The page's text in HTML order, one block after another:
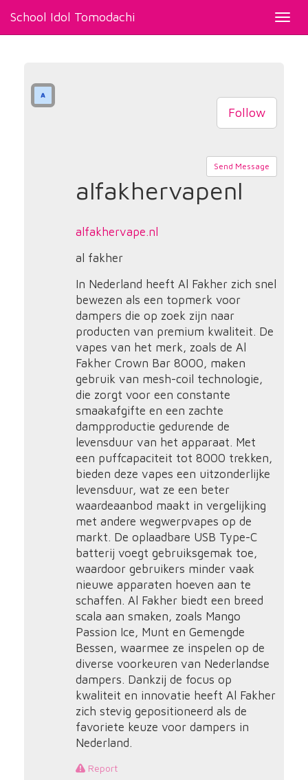
School Idol Tomodachi
Follow
Send Message
alfakhervapenl
alfakhervape.nl
al fakher
In Nederland heeft Al Fakher zich snel
bewezen als een topmerk voor
dampers die op zoek zijn naar
producten van premium kwaliteit. De
vapes van het merk, zoals de Al
Fakher Crown Bar 8000, maken
gebruik van mesh-coil technologie,
die zorgt voor een constante
smaakafgifte en een zachte
dampproductie gedurende de
levensduur van het apparaat. Met
een puffcapaciteit tot 8000 trekken,
bieden deze vapes een uitzonderlijke
levensduur, wat ze een beter
waardeaanbod maakt in vergelijking
met andere wegwerpvapes op de
markt. De oplaadbare USB Type-C
batterij voegt gebruiksgemak toe,
waardoor gebruikers minder vaak
nieuwe apparaten hoeven aan te
schaffen. Al Fakher biedt een breed
scala aan smaken, zoals Mango
Passion Ice, Munt en Gemengde
Bessen, waarmee ze inspelen op de
diverse voorkeuren van Nederlandse
dampers. Dankzij de focus op
kwaliteit en innovatie heeft Al Fakher
zich stevig gepositioneerd als de
favoriete keuze voor dampers in
Nederland.
Report